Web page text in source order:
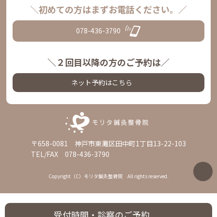
＼初めての方はまずお電話ください。／
078-436-3790
＼２回目以降の方のご予約は／
ネット予約はこちら
〒658-0081 神戸市東灘区田中町1丁目13-22-103
TEL/FAX 078-436-3790
Copyright（C）モリタ鍼灸整骨院 All rights reserved.